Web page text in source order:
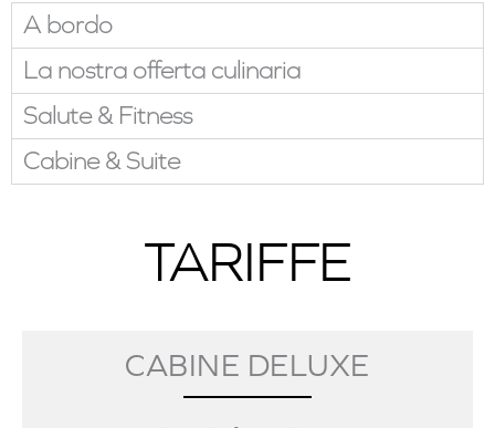
A bordo
La nostra offerta culinaria
Salute & Fitness
Cabine & Suite
TARIFFE
CABINE DELUXE